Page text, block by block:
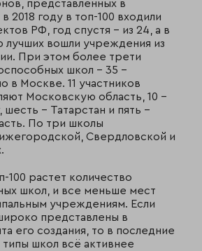
представленных в
2018 году в топ-100 входили
РФ, год спустя – из 24, а в
лучших вошли учреждения из
При этом более трети
школ – 35 –
в Москве. 11 участников
Московскую область, 10 –
– Татарстан и пять –
По три школы
Свердловской и
100 растет количество
школ, и все меньше мест
учреждениям. Если
представлены в
его создания, то в последние
школ всё активнее